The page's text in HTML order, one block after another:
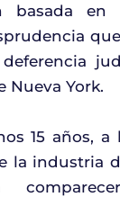
basada
Nueva York.
15 años, a
la industria